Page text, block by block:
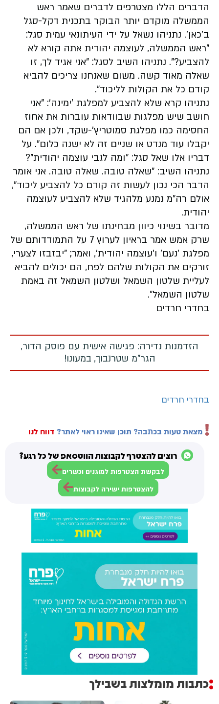
הדברים הללו מצטרפים לדברים שאמר ראש
הממשלה מוקדם יותר הבוקר בתכנית דקל-סגל
ב'כאן'. נתניהו נשאל על ידי העיתונאי עמית סגל:
"ראש הממשלה, לעוצמה יהודית אתה קורא לא
להצביע?". נתניהו השיב לסגל: "אני אגיד לך, זו
שאלה מאוד קשה. משום שאנחנו צריכים להביא
קודם כל את הקולות לליכוד".
נתניהו קרא שלא להצביע למפלגת 'ימינה': "אני
חושב שיש מפלגות שבוודאות עוברות את אחוז
החסימה כמו מפלגת סמוטריץ'-שקד, ולכן אם הם
יקבלו עוד מנדט או שניים זה לא ישנה כלום". על
דבריו אלו שאל סגל: "ומה לגבי עוצמה יהודית"?
נתניהו השיב: "שאלה טובה. שאלה טובה. אני אומר
הדבר הכי נכון לעשות זה קודם כל להצביע ליכוד",
אולם רה"מ נמנע מלהגיד שלא להצביע לעוצמה
יהודית.
מדובר בשינוי כיוון מבחינתו של ראש הממשלה,
שרק אמש אמר בראיון לערוץ 7 על התמודדותם של
מפלגת 'נעם' ו'עוצמה יהודית', ואמר; "יבזבזו לצערי,
זורקים את הקולות שלהם לפח, הם יכולים להביא
לעליית שלטון השמאל ושלטון השמאל זה באמת
שלטון השמאל".
בחדרי חרדים
הזדמנות נדירה: פגישה אישית עם פוסק הדור,
הגר"מ שטרנבוך, במעונו!
בחדרי חרדים
מצאת טעות בכתבה? תוכן שאינו ראוי לאתר? דווח לנו
רוצים להצטרף לקבוצות הווטסאפ של כל רגע?
לבקשת הצטרפות למוגנים וכשרים
להצטרפות ישירה לקבוצות
כתבות מומלצות בשבילך